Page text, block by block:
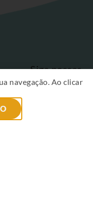
Siga nossas
redes sociais
navegação. Ao clicar